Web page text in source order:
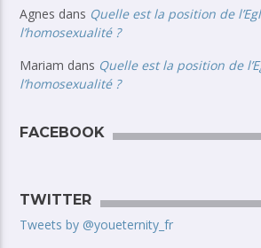
Agnes dans Quelle est la position de
l’homosexualité ?
Mariam dans Quelle est la position de
l’homosexualité ?
FACEBOOK
TWITTER
Tweets by @youeternity_fr